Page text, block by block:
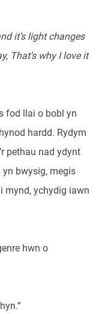
it’s light changes
That’s why I love it
fod llai o bobl yn
hardd. Rydym
pethau nad ydynt
bwysig, megis
mynd, ychydig iawn
hwn o